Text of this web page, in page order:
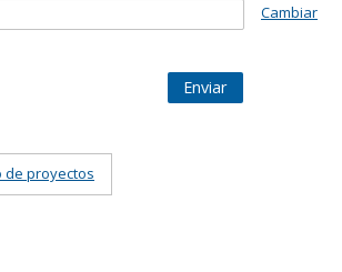
Cambiar
Enviar
de proyectos